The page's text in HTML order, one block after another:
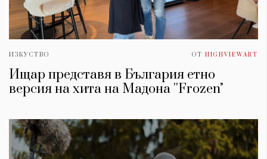
ИЗКУСТВО ОТ HIGHVIEWART
Ищар представя в България етно
версия на хита на Мадона ''Frozen"